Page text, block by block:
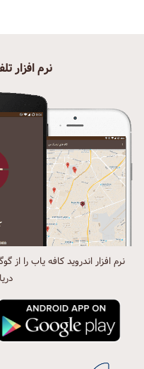
نرم افزار
نرم افزار اندروید کافه یاب را از